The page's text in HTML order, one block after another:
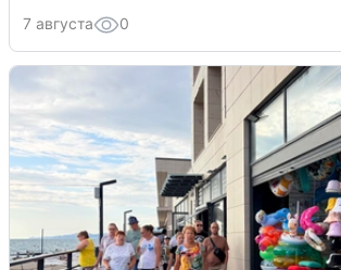
7 августа 0